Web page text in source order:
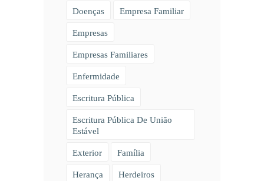
Doenças Empresa Familiar
Empresas
Empresas Familiares
Enfermidade
Escritura Pública
Escritura Pública De União
Estável
Exterior Família
Herança Herdeiros